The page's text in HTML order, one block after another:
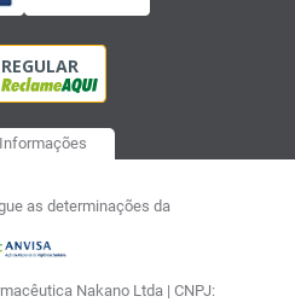
as determinações da
Nakano Ltda | CNPJ: